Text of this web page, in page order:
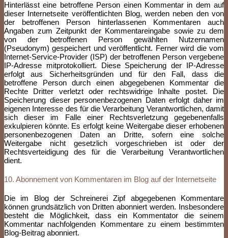
Hinterlässt eine betroffene Person einen Kommentar in dem auf
dieser Internetseite veröffentlichten Blog, werden neben den von
der betroffenen Person hinterlassenen Kommentaren auch
Angaben zum Zeitpunkt der Kommentareingabe sowie zu dem
von der betroffenen Person gewählten Nutzernamen
(Pseudonym) gespeichert und veröffentlicht. Ferner wird die vom
Internet-Service-Provider (ISP) der betroffenen Person vergebene
IP-Adresse mitprotokolliert. Diese Speicherung der IP-Adresse
erfolgt aus Sicherheitsgründen und für den Fall, dass die
betroffene Person durch einen abgegebenen Kommentar die
Rechte Dritter verletzt oder rechtswidrige Inhalte postet. Die
Speicherung dieser personenbezogenen Daten erfolgt daher im
eigenen Interesse des für die Verarbeitung Verantwortlichen, damit
sich dieser im Falle einer Rechtsverletzung gegebenenfalls
exkulpieren könnte. Es erfolgt keine Weitergabe dieser erhobenen
personenbezogenen Daten an Dritte, sofern eine solche
Weitergabe nicht gesetzlich vorgeschrieben ist oder der
Rechtsverteidigung des für die Verarbeitung Verantwortlichen
dient.
10. Abonnement von Kommentaren im Blog auf der Internetseite
Die im Blog der Schreinerei Zipf abgegebenen Kommentare
können grundsätzlich von Dritten abonniert werden. Insbesondere
besteht die Möglichkeit, dass ein Kommentator die seinem
Kommentar nachfolgenden Kommentare zu einem bestimmten
Blog-Beitrag abonniert.